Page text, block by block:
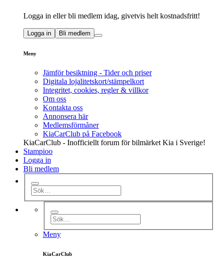
Logga in eller bli medlem idag, givetvis helt kostnadsfritt!
Logga in Bli medlem
Meny
Jämför besiktning - Tider och priser
Digitala lojalitetskort/stämpelkort
Integritet, cookies, regler & villkor
Om oss
Kontakta oss
Annonsera här
Medlemsförmåner
KiaCarClub på Facebook
KiaCarClub - Inofficiellt forum för bilmärket Kia i Sverige!
Stampioo
Logga in
Bli medlem
Meny
KiaCarClub